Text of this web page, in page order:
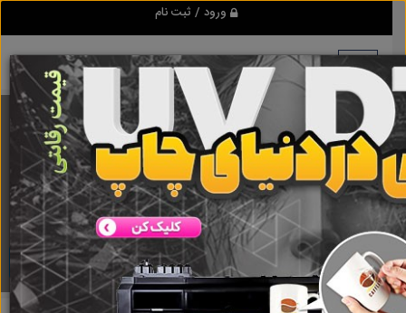
ورود / ثبت نام
برنامه اندروید ابزاریراق
مرجع نیازمندیهای ابزار و یراق آلات عمومی و صنعتی
دانلود